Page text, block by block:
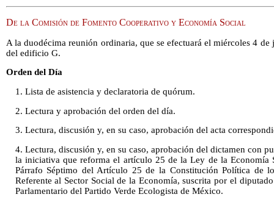
De la Comisión de Fomento Cooperativo y Economía Social
A la duodécima reunión ordinaria, que se efectuará el miércoles 4
del edificio G.
Orden del Día
1. Lista de asistencia y declaratoria de quórum.
2. Lectura y aprobación del orden del día.
3. Lectura, discusión y, en su caso, aprobación del acta
4. Lectura, discusión y, en su caso, aprobación del dictamen con
la iniciativa que reforma el artículo 25 de la Ley de la Economía
Párrafo Séptimo del Artículo 25 de la Constitución Política de
Referente al Sector Social de la Economía, suscrita por el
Parlamentario del Partido Verde Ecologista de México.